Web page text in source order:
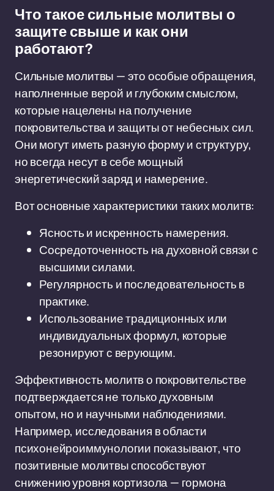
Что такое сильные молитвы о
защите свыше и как они
работают?
Сильные молитвы — это особые обращения,
наполненные верой и глубоким смыслом,
которые нацелены на получение
покровительства и защиты от небесных сил.
Они могут иметь разную форму и структуру,
но всегда несут в себе мощный
энергетический заряд и намерение.
Вот основные характеристики таких молитв:
Ясность и искренность намерения.
Сосредоточенность на духовной связи с
высшими силами.
Регулярность и последовательность в
практике.
Использование традиционных или
индивидуальных формул, которые
резонируют с верующим.
Эффективность молитв о покровительстве
подтверждается не только духовным
опытом, но и научными наблюдениями.
Например, исследования в области
психонейроиммунологии показывают, что
позитивные молитвы способствуют
снижению уровня кортизола — гормона